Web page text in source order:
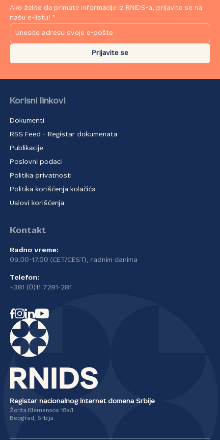
Ako želite da primate informacije iz RNIDS-a, prijavite se na
našu e-listu! *
Prijavite se
Korisni linkovi
Dokumenti
RSS Feed - Registar dokumenata
Publikacije
Poslovni podaci
Politika privatnosti
Politika korišćenja kolačića
Uslovi korišćenja
Kontakt
Radno vreme:
09.00-17.00 (CET/CEST), radnim danima
Telefon:
+381 (0)11 7281-281
Registar nacionalnog internet domena Srbije
Žorža Klemansoa 18a/I
Beograd, Srbija